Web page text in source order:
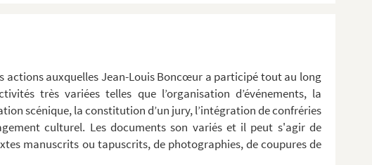
actions auxquelles Jean-Louis Boncœur a participé tout au long
très variées telles que l’organisation d’événements, la
scénique, la constitution d’un jury, l’intégration de confréries
culturel. Les documents son variés et il peut s'agir de
manuscrits ou tapuscrits, de photographies, de coupures de